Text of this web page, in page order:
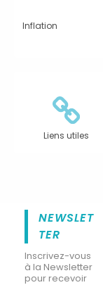
Inflation
Liens utiles
NEWSLET
TER
Inscrivez-vous
à la Newsletter
pour recevoir